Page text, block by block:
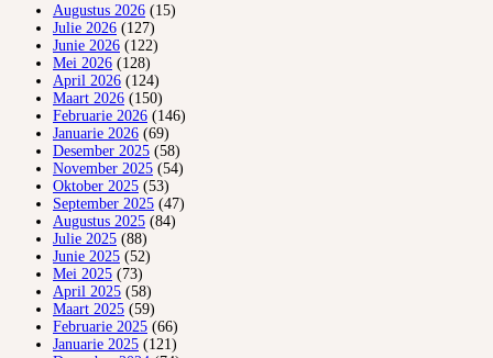
Augustus 2026 (15)
Julie 2026 (127)
Junie 2026 (122)
Mei 2026 (128)
April 2026 (124)
Maart 2026 (150)
Februarie 2026 (146)
Januarie 2026 (69)
Desember 2025 (58)
November 2025 (54)
Oktober 2025 (53)
September 2025 (47)
Augustus 2025 (84)
Julie 2025 (88)
Junie 2025 (52)
Mei 2025 (73)
April 2025 (58)
Maart 2025 (59)
Februarie 2025 (66)
Januarie 2025 (121)